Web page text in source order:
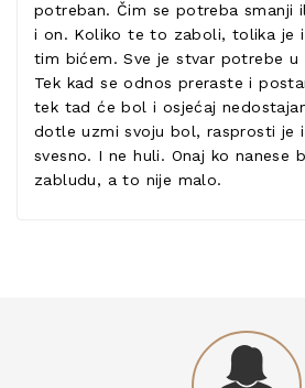
potreban. Čim se potreba smanji
i on. Koliko te to zaboli, tolika je
tim bićem. Sve je stvar potrebe u
Tek kad se odnos preraste i
tek tad će bol i osjećaj
dotle uzmi svoju bol, rasprosti je
svesno. I ne huli. Onaj ko nanese
zabludu, a to nije malo.